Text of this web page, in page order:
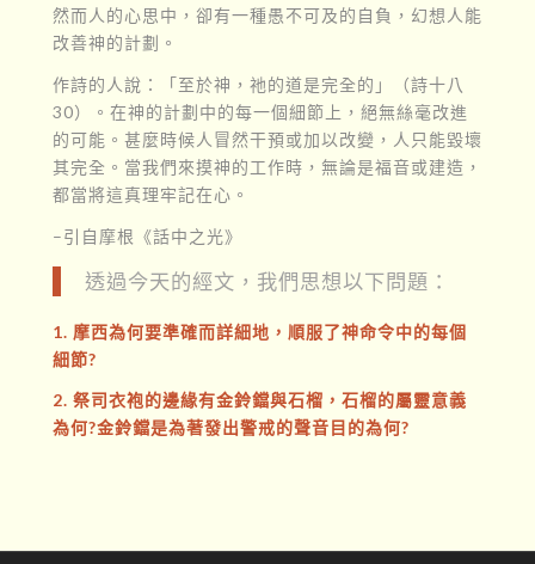
然而人的心思中，卻有一種愚不可及的自負，幻想人能
改善神的計劃。
作詩的人說：「至於神，祂的道是完全的」（詩十八
30）。在神的計劃中的每一個細節上，絕無絲毫改進
的可能。甚麼時候人冒然干預或加以改變，人只能毀壞
其完全。當我們來摸神的工作時，無論是福音或建造，
都當將這真理牢記在心。
–引自摩根《話中之光》
透過今天的經文，我們思想以下問題：
1. 摩西為何要準確而詳細地，順服了神命令中的每個
細節?
2. 祭司衣袍的邊緣有金鈴鐺與石榴，石榴的屬靈意義
為何?金鈴鐺是為著發出警戒的聲音目的為何?